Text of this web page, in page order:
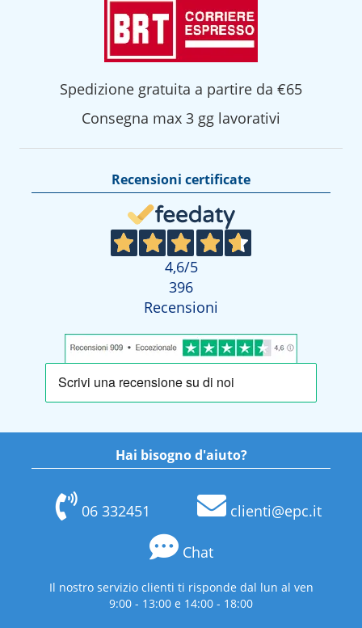
Spedizione gratuita a partire da €65
Consegna max 3 gg lavorativi
Recensioni certificate
4,6/5
396
Recensioni
Hai bisogno d'aiuto?
06 332451 clienti@epc.it
Chat
Il nostro servizio clienti ti risponde dal lun al ven
9:00 - 13:00 e 14:00 - 18:00